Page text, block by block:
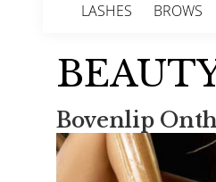
LASHES BROWS
Bovenlip